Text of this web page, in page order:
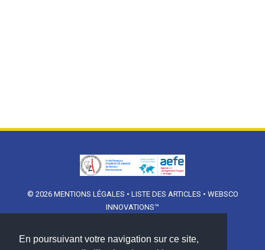
En poursuivant votre navigation sur ce site,
© 2026 MENTIONS LÉGALES • LISTE DES ARTICLES • WEBSCO
INNOVATIONS™